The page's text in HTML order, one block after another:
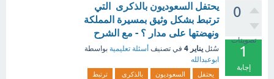
0
تصويتات
1
إجابة
يحتفل السعوديون بالذكرى التي
ترتبط بشكل وثيق بمسيرة المملكة
ونهضتها على مدار ؟ - مع الشرح
سُئل يناير 4 في تصنيف أسئلة تعليمية بواسطة
ابوعبدالله
يحتفل السعوديون بالذكرى
ترتبط